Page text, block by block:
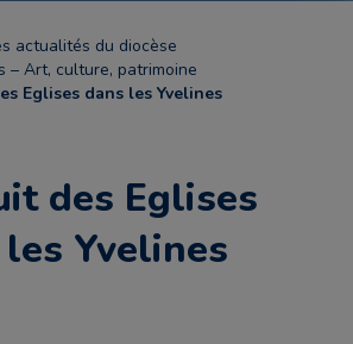
actualités du diocèse
– Art, culture, patrimoine
Eglises dans les Yvelines
des Eglises
Yvelines